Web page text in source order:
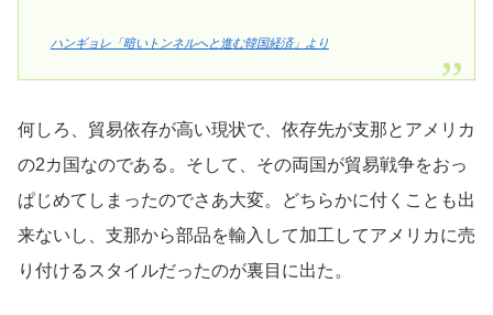
ハンギョレ「暗いトンネルへと進む韓国経済」より
何しろ、貿易依存が高い現状で、依存先が支那とアメリカ
の2カ国なのである。そして、その両国が貿易戦争をおっ
ぱじめてしまったのでさあ大変。どちらかに付くことも出
来ないし、支那から部品を輸入して加工してアメリカに売
り付けるスタイルだったのが裏目に出た。